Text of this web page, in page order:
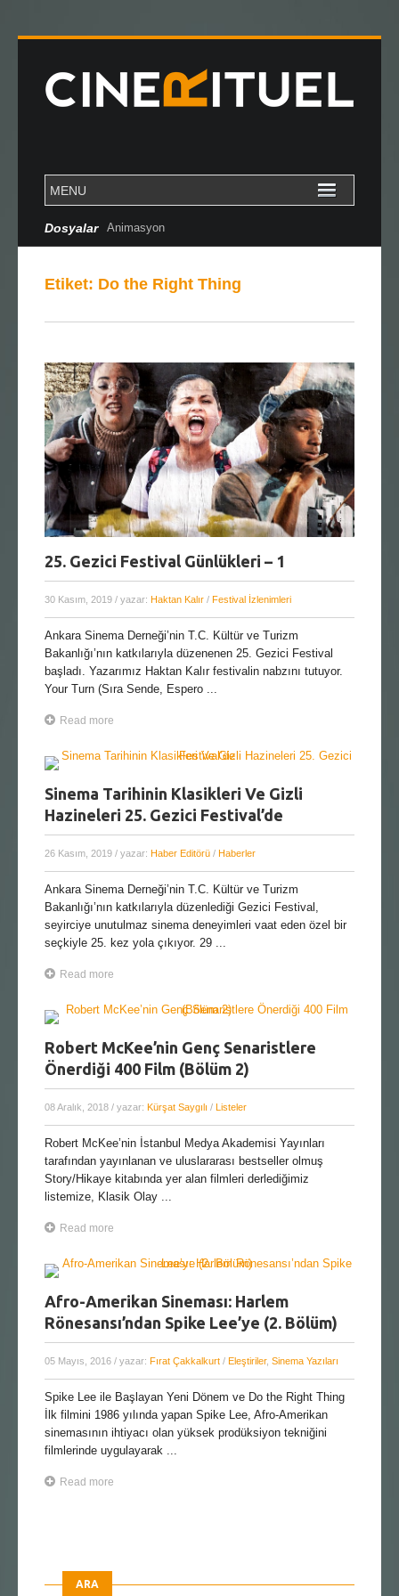
Dosyalar Animasyon
Etiket: Do the Right Thing
25. Gezici Festival Günlükleri – 1
30 Kasım, 2019 / yazar: Haktan Kalır / Festival İzlenimleri
Ankara Sinema Derneği’nin T.C. Kültür ve Turizm
Bakanlığı’nın katkılarıyla düzenenen 25. Gezici Festival
başladı. Yazarımız Haktan Kalır festivalin nabzını tutuyor.
Your Turn (Sıra Sende, Espero ...
Read more
Sinema Tarihinin Klasikleri Ve Gizli
Hazineleri 25. Gezici Festival’de
26 Kasım, 2019 / yazar: Haber Editörü / Haberler
Ankara Sinema Derneği’nin T.C. Kültür ve Turizm
Bakanlığı’nın katkılarıyla düzenlediği Gezici Festival,
seyirciye unutulmaz sinema deneyimleri vaat eden özel bir
seçkiyle 25. kez yola çıkıyor. 29 ...
Read more
Robert McKee’nin Genç Senaristlere
Önerdiği 400 Film (Bölüm 2)
08 Aralık, 2018 / yazar: Kürşat Saygılı / Listeler
Robert McKee’nin İstanbul Medya Akademisi Yayınları
tarafından yayınlanan ve uluslararası bestseller olmuş
Story/Hikaye kitabında yer alan filmleri derlediğimiz
listemize, Klasik Olay ...
Read more
Afro-Amerikan Sineması: Harlem
Rönesansı’ndan Spike Lee’ye (2. Bölüm)
05 Mayıs, 2016 / yazar: Fırat Çakkalkurt / Eleştiriler, Sinema Yazıları
Spike Lee ile Başlayan Yeni Dönem ve Do the Right Thing
İlk filmini 1986 yılında yapan Spike Lee, Afro-Amerikan
sinemasının ihtiyacı olan yüksek prodüksiyon tekniğini
filmlerinde uygulayarak ...
Read more
ARA